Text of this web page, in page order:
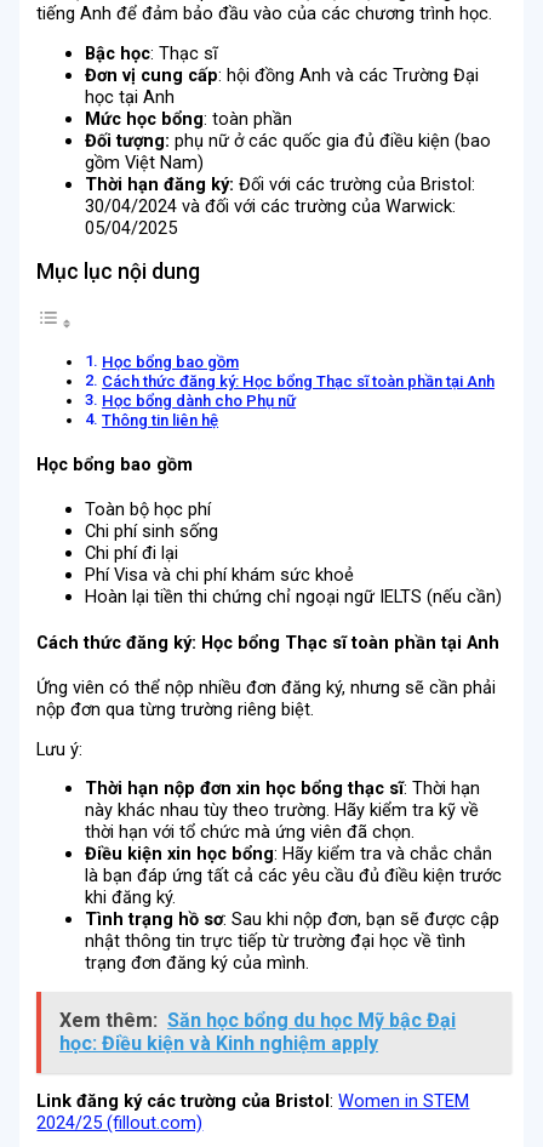
tiếng Anh để đảm bảo đầu vào của các chương trình học.
Bậc học: Thạc sĩ
Đơn vị cung cấp: hội đồng Anh và các Trường Đại
học tại Anh
Mức học bổng: toàn phần
Đối tượng: phụ nữ ở các quốc gia đủ điều kiện (bao
gồm Việt Nam)
Thời hạn đăng ký: Đối với các trường của Bristol:
30/04/2024 và đối với các trường của Warwick:
05/04/2025
Mục lục nội dung
Học bổng bao gồm
Cách thức đăng ký: Học bổng Thạc sĩ toàn phần tại Anh
Học bổng dành cho Phụ nữ
Thông tin liên hệ
Học bổng bao gồm
Toàn bộ học phí
Chi phí sinh sống
Chi phí đi lại
Phí Visa và chi phí khám sức khoẻ
Hoàn lại tiền thi chứng chỉ ngoại ngữ IELTS (nếu cần)
Cách thức đăng ký: Học bổng Thạc sĩ toàn phần tại Anh
Ứng viên có thể nộp nhiều đơn đăng ký, nhưng sẽ cần phải
nộp đơn qua từng trường riêng biệt.
Lưu ý:
Thời hạn nộp đơn xin học bổng thạc sĩ: Thời hạn
này khác nhau tùy theo trường. Hãy kiểm tra kỹ về
thời hạn với tổ chức mà ứng viên đã chọn.
Điều kiện xin học bổng: Hãy kiểm tra và chắc chắn
là bạn đáp ứng tất cả các yêu cầu đủ điều kiện trước
khi đăng ký.
Tình trạng hồ sơ: Sau khi nộp đơn, bạn sẽ được cập
nhật thông tin trực tiếp từ trường đại học về tình
trạng đơn đăng ký của mình.
Xem thêm: Săn học bổng du học Mỹ bậc Đại
học: Điều kiện và Kinh nghiệm apply
Link đăng ký các trường của Bristol:Women in STEM
2024/25 (fillout.com)